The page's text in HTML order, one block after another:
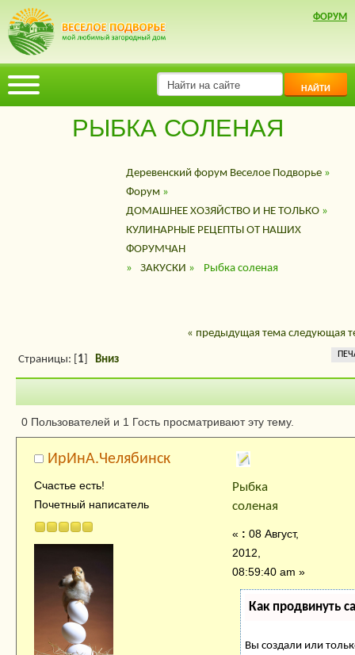
ФОРУМ
НАЙТИ
РЫБКА СОЛЕНАЯ
Деревенский форум Веселое Подворье»
Форум »
ДОМАШНЕЕ ХОЗЯЙСТВО И НЕ ТОЛЬКО»
КУЛИНАРНЫЕ РЕЦЕПТЫ ОТ НАШИХ
ФОРУМЧАН
»
ЗАКУСКИ » Рыбка соленая
« предыдущая тема следующая
Страницы: [ 1 Вниз
Автор
Тема: Рыбка
соленая (Прочитано 2911 раз)
0 Пользователей и 1 Гость просматривают эту тему.
ИрИнА.Челябинск
Счастье есть!
Почетный написатель
Рыбка
соленая
« : 08 Август,
2012,
08:59:40 am »
Как продвинуть
Вы создали или